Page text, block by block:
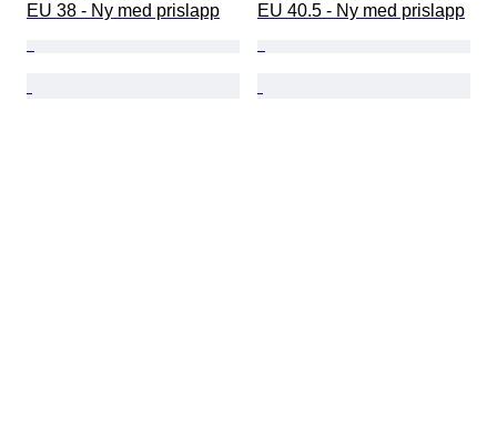
EU 38 - Ny med prislapp
EU 40.5 - Ny med prislapp